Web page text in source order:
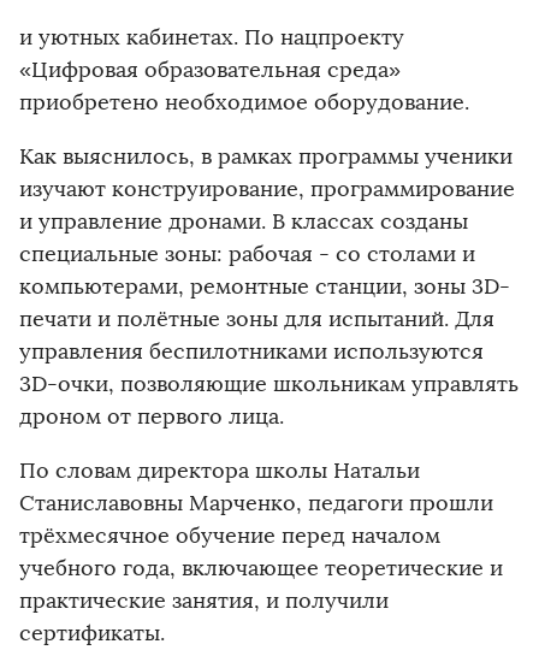
и уютных кабинетах. По нацпроекту
«Цифровая образовательная среда»
приобретено необходимое оборудование.
Как выяснилось, в рамках программы ученики
изучают конструирование, программирование
и управление дронами. В классах созданы
специальные зоны: рабочая - со столами и
компьютерами, ремонтные станции, зоны 3D-
печати и полётные зоны для испытаний. Для
управления беспилотниками используются
3D-очки, позволяющие школьникам управлять
дроном от первого лица.
По словам директора школы Натальи
Станиславовны Марченко, педагоги прошли
трёхмесячное обучение перед началом
учебного года, включающее теоретические и
практические занятия, и получили
сертификаты.